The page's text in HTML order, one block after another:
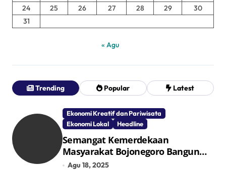
24
25 26 27 28 29
30
31
« Agu
Trending Popular Latest
Ekonomi Kreatif dan Pariwisata
Ekonomi Lokal
Headline
Semangat Kemerdekaan
Masyarakat Bojonegoro Bangun
Desa Mandiri Ekonomi
Agu 18, 2025